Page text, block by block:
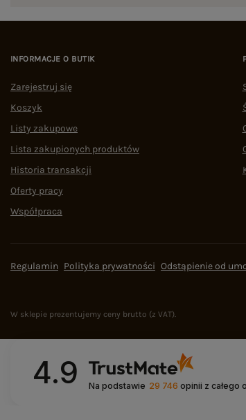
INFORMACJE O BUTIK
Zarejestruj się
Koszyk
Listy zakupowe
Lista zakupionych produktów
Historia transakcji
Oferty pracy
Współpraca
Regulamin Polityka prywatności Odstąpienie od
W sklepie prezentujemy ceny brutto (z VAT).
4.9 Na podstawie 29 746 opinii z całego